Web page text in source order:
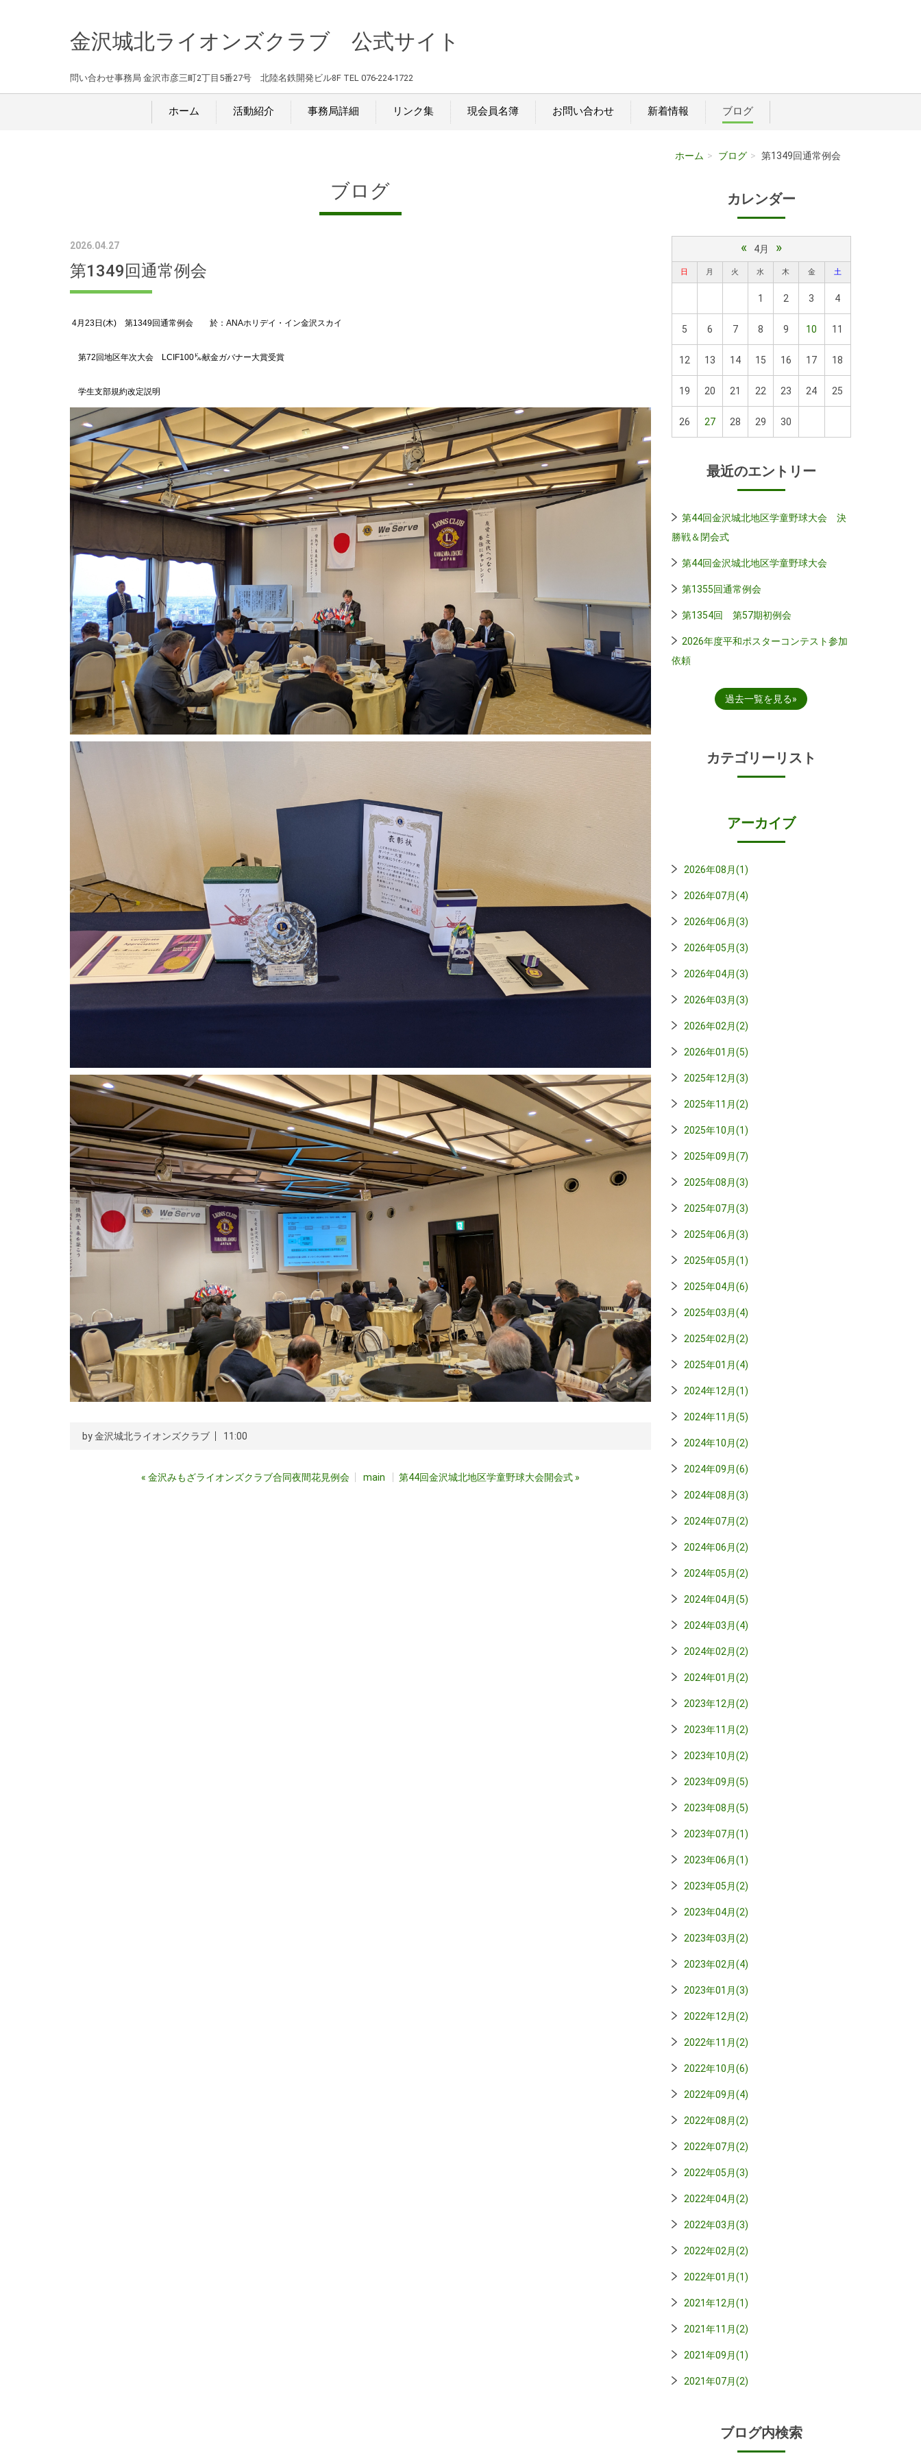
金沢城北ライオンズクラブ 公式サイト
問い合わせ事務局 金沢市彦三町2丁目5番27号 北陸名鉄開発ビル8F TEL 076-224-1722
ホーム 活動紹介 事務局詳細 リンク集 現会員名簿 お問い合わせ 新着情報 ブログ
ホーム ブログ 第1349回通常例会
ブログ
2026.04.27
第1349回通常例会
4月23日(木) 第1349回通常例会 於：ANAホリデイ・イン金沢スカイ
第72回地区年次大会 LCIF100㌦献金ガバナー大賞受賞
学生支部規約改定説明
by金沢城北ライオンズクラブ 11:00
« 金沢みもざライオンズクラブ合同夜間花見例会 main 第44回金沢城北地区学童野球大会開会式»
カレンダー
« 4月 »
日 月 火 水 木 金 土
1 2 3 4
5 6 7 8 9 10 11
12 13 14 15 16 17 18
19 20 21 22 23 24 25
26 27 28 29 30
最近のエントリー
第44回金沢城北地区学童野球大会 決
勝戦＆閉会式
第44回金沢城北地区学童野球大会
第1355回通常例会
第1354回 第57期初例会
2026年度平和ポスターコンテスト参加
依頼
過去一覧を見る
カテゴリーリスト
アーカイブ
2026年08月(1)
2026年07月(4)
2026年06月(3)
2026年05月(3)
2026年04月(3)
2026年03月(3)
2026年02月(2)
2026年01月(5)
2025年12月(3)
2025年11月(2)
2025年10月(1)
2025年09月(7)
2025年08月(3)
2025年07月(3)
2025年06月(3)
2025年05月(1)
2025年04月(6)
2025年03月(4)
2025年02月(2)
2025年01月(4)
2024年12月(1)
2024年11月(5)
2024年10月(2)
2024年09月(6)
2024年08月(3)
2024年07月(2)
2024年06月(2)
2024年05月(2)
2024年04月(5)
2024年03月(4)
2024年02月(2)
2024年01月(2)
2023年12月(2)
2023年11月(2)
2023年10月(2)
2023年09月(5)
2023年08月(5)
2023年07月(1)
2023年06月(1)
2023年05月(2)
2023年04月(2)
2023年03月(2)
2023年02月(4)
2023年01月(3)
2022年12月(2)
2022年11月(2)
2022年10月(6)
2022年09月(4)
2022年08月(2)
2022年07月(2)
2022年05月(3)
2022年04月(2)
2022年03月(3)
2022年02月(2)
2022年01月(1)
2021年12月(1)
2021年11月(2)
2021年09月(1)
2021年07月(2)
ブログ内検索